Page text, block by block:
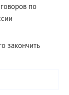
по
закончить